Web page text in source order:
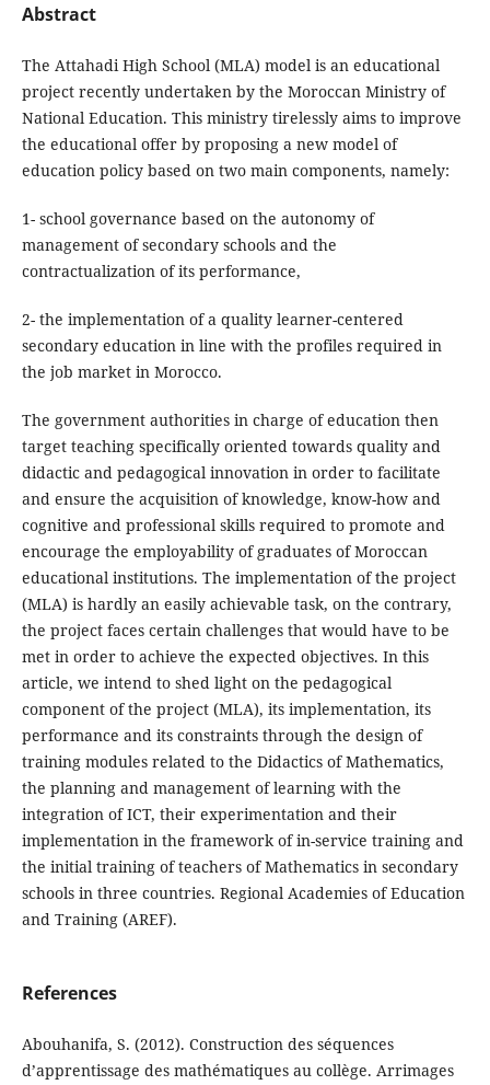
Abstract
The Attahadi High School (MLA) model is an educational
project recently undertaken by the Moroccan Ministry of
National Education. This ministry tirelessly aims to improve
the educational offer by proposing a new model of
education policy based on two main components, namely:
1- school governance based on the autonomy of
management of secondary schools and the
contractualization of its performance,
2- the implementation of a quality learner-centered
secondary education in line with the profiles required in
the job market in Morocco.
The government authorities in charge of education then
target teaching specifically oriented towards quality and
didactic and pedagogical innovation in order to facilitate
and ensure the acquisition of knowledge, know-how and
cognitive and professional skills required to promote and
encourage the employability of graduates of Moroccan
educational institutions. The implementation of the project
(MLA) is hardly an easily achievable task, on the contrary,
the project faces certain challenges that would have to be
met in order to achieve the expected objectives. In this
article, we intend to shed light on the pedagogical
component of the project (MLA), its implementation, its
performance and its constraints through the design of
training modules related to the Didactics of Mathematics,
the planning and management of learning with the
integration of ICT, their experimentation and their
implementation in the framework of in-service training and
the initial training of teachers of Mathematics in secondary
schools in three countries. Regional Academies of Education
and Training (AREF).
References
Abouhanifa, S. (2012). Construction des séquences
d’apprentissage des mathématiques au collège. Arrimages